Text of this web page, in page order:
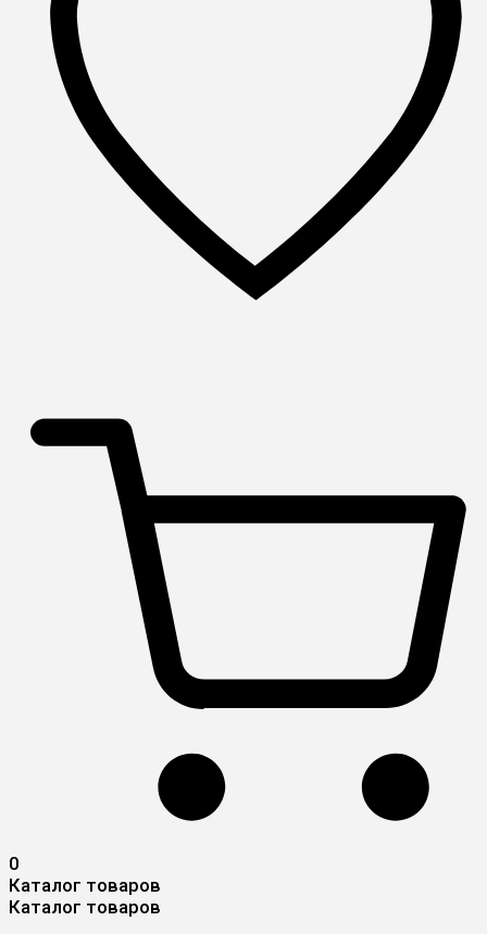
0
Каталог товаров
Каталог товаров